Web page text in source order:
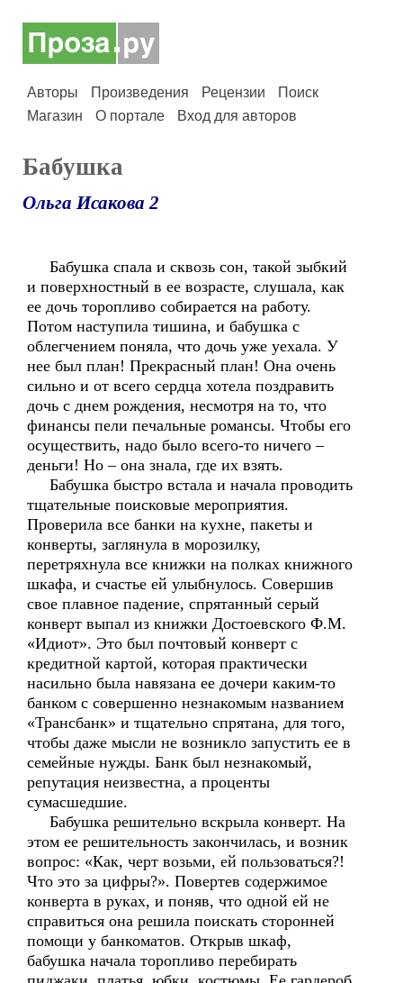
Авторы Произведения Рецензии
Поиск
Магазин
О портале Вход для авторов
Бабушка
Ольга Исакова 2
Бабушка спала и сквозь сон, такой зыбкий
и поверхностный в ее возрасте, слушала, как
ее дочь торопливо собирается на работу.
Потом наступила тишина, и бабушка с
облегчением поняла, что дочь уже уехала. У
нее был план! Прекрасный план! Она очень
сильно и от всего сердца хотела поздравить
дочь с днем рождения, несмотря на то, что
финансы пели печальные романсы. Чтобы его
осуществить, надо было всего-то ничего –
деньги! Но – она знала, где их взять.
Бабушка быстро встала и начала проводить
тщательные поисковые мероприятия.
Проверила все банки на кухне, пакеты и
конверты, заглянула в морозилку,
перетряхнула все книжки на полках книжного
шкафа, и счастье ей улыбнулось. Совершив
свое плавное падение, спрятанный серый
конверт выпал из книжки Достоевского Ф.М.
«Идиот». Это был почтовый конверт с
кредитной картой, которая практически
насильно была навязана ее дочери каким-то
банком с совершенно незнакомым названием
«Трансбанк» и тщательно спрятана, для того,
чтобы даже мысли не возникло запустить ее в
семейные нужды. Банк был незнакомый,
репутация неизвестна, а проценты
сумасшедшие.
Бабушка решительно вскрыла конверт. На
этом ее решительность закончилась, и возник
вопрос: «Как, черт возьми, ей пользоваться?!
Что это за цифры?». Повертев содержимое
конверта в руках, и поняв, что одной ей не
справиться она решила поискать сторонней
помощи у банкоматов. Открыв шкаф,
бабушка начала торопливо перебирать